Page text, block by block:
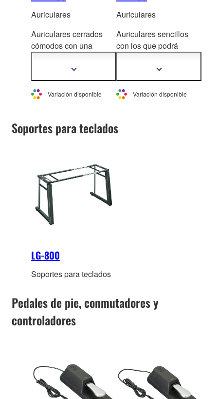
Auriculares
Auriculares cerrados
cómodos con una
nido, ofreciendo un
sonido potente y una
profunda sonoridad.
Mostrar
Variación disponible
Auriculares
Auriculares sencillos
con los que podrá
de sonido profesional
Mostrar
Variación disponible
Soportes para teclados
LG-800
Soportes para teclados
Pedales de pie, conmutadores y
controladores